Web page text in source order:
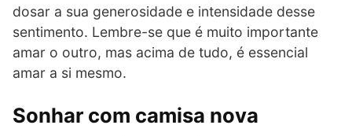
dosar a sua generosidade e intensidade desse
sentimento. Lembre-se que é muito importante
amar o outro, mas acima de tudo, é essencial
amar a si mesmo.
Sonhar com camisa nova